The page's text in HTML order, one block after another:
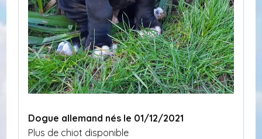
Dogue allemand nés le 01/12/2021
Plus de chiot disponible